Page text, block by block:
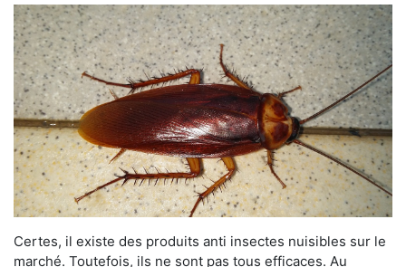
Certes, il existe des produits anti insectes nuisibles sur le
marché. Toutefois, ils ne sont pas tous efficaces. Au